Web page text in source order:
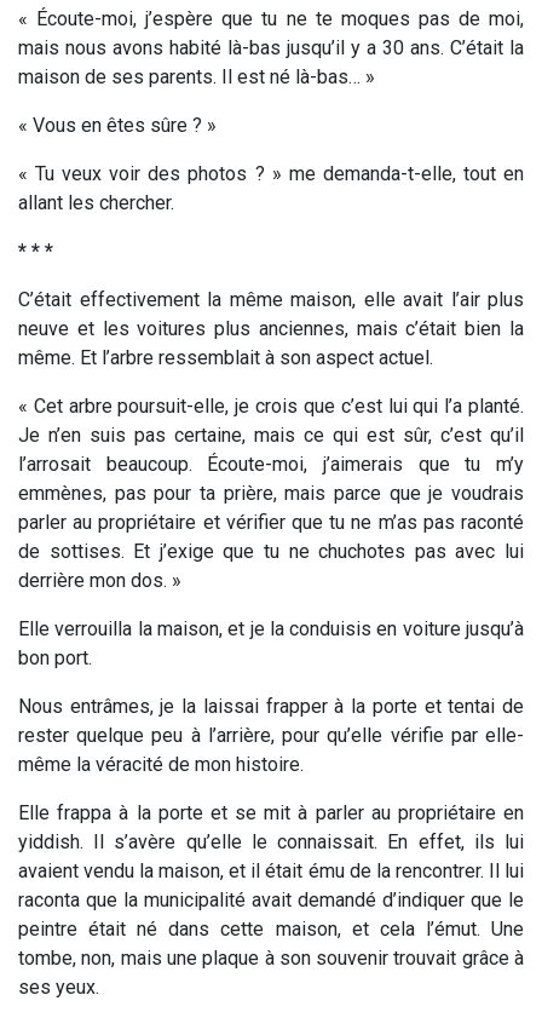
« Écoute-moi, j’espère que tu ne te moques pas de moi,
mais nous avons habité là-bas jusqu’il y a 30 ans. C’était la
maison de ses parents. Il est né là-bas… »
« Vous en êtes sûre ? »
« Tu veux voir des photos ? » me demanda-t-elle, tout en
allant les chercher.
* * *
C’était effectivement la même maison, elle avait l’air plus
neuve et les voitures plus anciennes, mais c’était bien la
même. Et l’arbre ressemblait à son aspect actuel.
« Cet arbre poursuit-elle, je crois que c’est lui qui l’a planté.
Je n’en suis pas certaine, mais ce qui est sûr, c’est qu’il
l’arrosait beaucoup. Écoute-moi, j’aimerais que tu m’y
emmènes, pas pour ta prière, mais parce que je voudrais
parler au propriétaire et vérifier que tu ne m’as pas raconté
de sottises. Et j’exige que tu ne chuchotes pas avec lui
derrière mon dos. »
Elle verrouilla la maison, et je la conduisis en voiture jusqu’à
bon port.
Nous entrâmes, je la laissai frapper à la porte et tentai de
rester quelque peu à l’arrière, pour qu’elle vérifie par elle-
même la véracité de mon histoire.
Elle frappa à la porte et se mit à parler au propriétaire en
yiddish. Il s’avère qu’elle le connaissait. En effet, ils lui
avaient vendu la maison, et il était ému de la rencontrer. Il lui
raconta que la municipalité avait demandé d’indiquer que le
peintre était né dans cette maison, et cela l’émut. Une
tombe, non, mais une plaque à son souvenir trouvait grâce à
ses yeux.